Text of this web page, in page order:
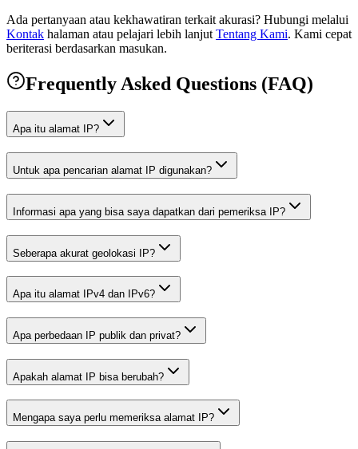
Ada pertanyaan atau kekhawatiran terkait akurasi? Hubungi melalui
Kontak halaman atau pelajari lebih lanjut Tentang Kami. Kami cepat
beriterasi berdasarkan masukan.
Frequently Asked Questions (FAQ)
Apa itu alamat IP?
Untuk apa pencarian alamat IP digunakan?
Informasi apa yang bisa saya dapatkan dari pemeriksa IP?
Seberapa akurat geolokasi IP?
Apa itu alamat IPv4 dan IPv6?
Apa perbedaan IP publik dan privat?
Apakah alamat IP bisa berubah?
Mengapa saya perlu memeriksa alamat IP?